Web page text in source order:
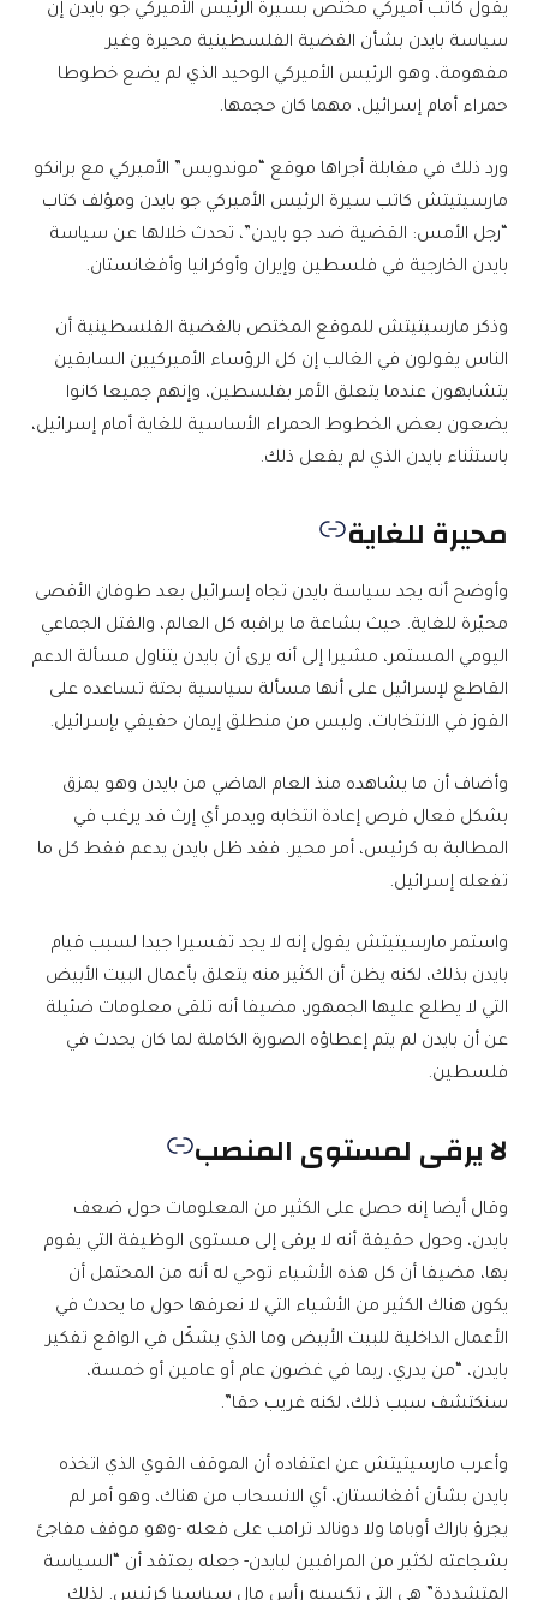
يقول كاتب أميركي مختص بسيرة الرئيس الأميركي جو بايدن إن
سياسة بايدن بشأن القضية الفلسطينية محيرة وغير
مفهومة، وهو الرئيس الأميركي الوحيد الذي لم يضع خطوطا
حمراء أمام إسرائيل، مهما كان حجمها.
ورد ذلك في مقابلة أجراها موقع “موندويس” الأميركي مع برانكو
مارسيتيتش كاتب سيرة الرئيس الأميركي جو بايدن ومؤلف كتاب
“رجل الأمس: القضية ضد جو بايدن”، تحدث خلالها عن سياسة
بايدن الخارجية في فلسطين وإيران وأوكرانيا وأفغانستان.
وذكر مارسيتيتش للموقع المختص بالقضية الفلسطينية أن
الناس يقولون في الغالب إن كل الرؤساء الأميركيين السابقين
يتشابهون عندما يتعلق الأمر بفلسطين، وإنهم جميعا كانوا
يضعون بعض الخطوط الحمراء الأساسية للغاية أمام إسرائيل،
باستثناء بايدن الذي لم يفعل ذلك.
محيرة للغاية
وأوضح أنه يجد سياسة بايدن تجاه إسرائيل بعد طوفان الأقصى
محيّرة للغاية. حيث بشاعة ما يراقبه كل العالم، والقتل الجماعي
اليومي المستمر، مشيرا إلى أنه يرى أن بايدن يتناول مسألة الدعم
القاطع لإسرائيل على أنها مسألة سياسية بحتة تساعده على
الفوز في الانتخابات، وليس من منطلق إيمان حقيقي بإسرائيل.
وأضاف أن ما يشاهده منذ العام الماضي من بايدن وهو يمزق
بشكل فعال فرص إعادة انتخابه ويدمر أي إرث قد يرغب في
المطالبة به كرئيس، أمر محير. فقد ظل بايدن يدعم فقط كل ما
تفعله إسرائيل.
واستمر مارسيتيتش يقول إنه لا يجد تفسيرا جيدا لسبب قيام
بايدن بذلك، لكنه يظن أن الكثير منه يتعلق بأعمال البيت الأبيض
التي لا يطلع عليها الجمهور، مضيفا أنه تلقى معلومات ضئيلة
عن أن بايدن لم يتم إعطاؤه الصورة الكاملة لما كان يحدث في
فلسطين.
لا يرقى لمستوى المنصب
وقال أيضا إنه حصل على الكثير من المعلومات حول ضعف
بايدن، وحول حقيقة أنه لا يرقى إلى مستوى الوظيفة التي يقوم
بها، مضيفا أن كل هذه الأشياء توحي له أنه من المحتمل أن
يكون هناك الكثير من الأشياء التي لا نعرفها حول ما يحدث في
الأعمال الداخلية للبيت الأبيض وما الذي يشكّل في الواقع تفكير
بايدن، “من يدري، ربما في غضون عام أو عامين أو خمسة،
سنكتشف سبب ذلك، لكنه غريب حقا”.
وأعرب مارسيتيتش عن اعتقاده أن الموقف القوي الذي اتخذه
بايدن بشأن أفغانستان، أي الانسحاب من هناك، وهو أمر لم
يجرؤ باراك أوباما ولا دونالد ترامب على فعله -وهو موقف مفاجئ
بشجاعته لكثير من المراقبين لبايدن- جعله يعتقد أن “السياسة